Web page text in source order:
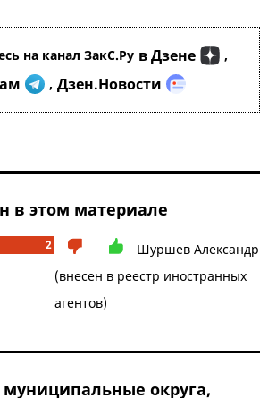
на канал ЗакС.Ру в Дзене ,
, Дзен.Новости
в этом материале
2
Шуршев Александр
(внесен в реестр иностранных
агентов)
округа,